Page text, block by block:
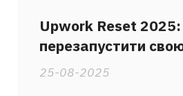
Upwork Reset 2025:
перезапустити
25-08-2025